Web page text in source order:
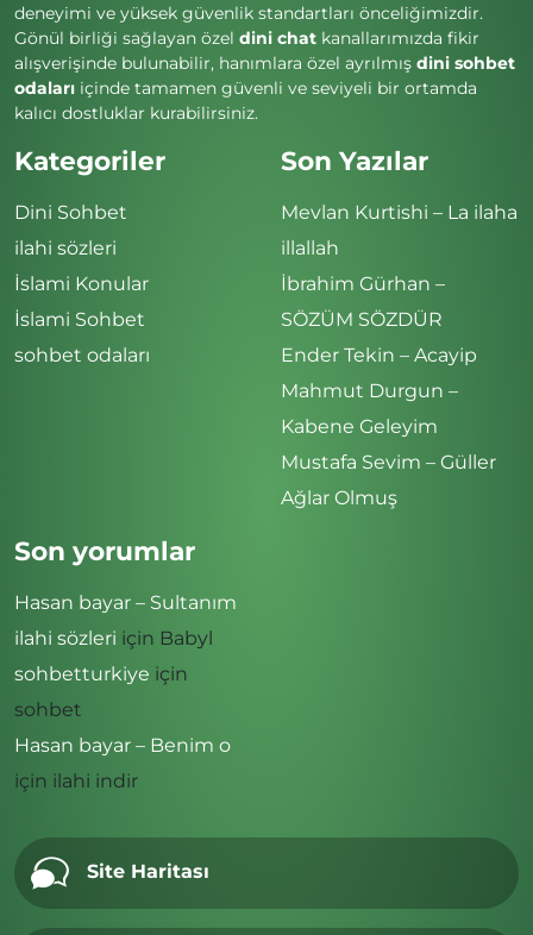
deneyimi ve yüksek güvenlik standartları önceliğimizdir.
Gönül birliği sağlayan özel dini chat kanallarımızda fikir
alışverişinde bulunabilir, hanımlara özel ayrılmış dini sohbet
odaları içinde tamamen güvenli ve seviyeli bir ortamda
kalıcı dostluklar kurabilirsiniz.
Kategoriler
Dini Sohbet
ilahi sözleri
İslami Konular
İslami Sohbet
sohbet odaları
Son Yazılar
Mevlan Kurtishi – La ilaha
illallah
İbrahim Gürhan –
SÖZÜM SÖZDÜR
Ender Tekin – Acayip
Mahmut Durgun –
Kabene Geleyim
Mustafa Sevim – Güller
Ağlar Olmuş
Son yorumlar
Hasan bayar – Sultanım
ilahi sözleri için Babyl
sohbetturkiye için
sohbet
Hasan bayar – Benim o
için ilahi indir
Site Haritası